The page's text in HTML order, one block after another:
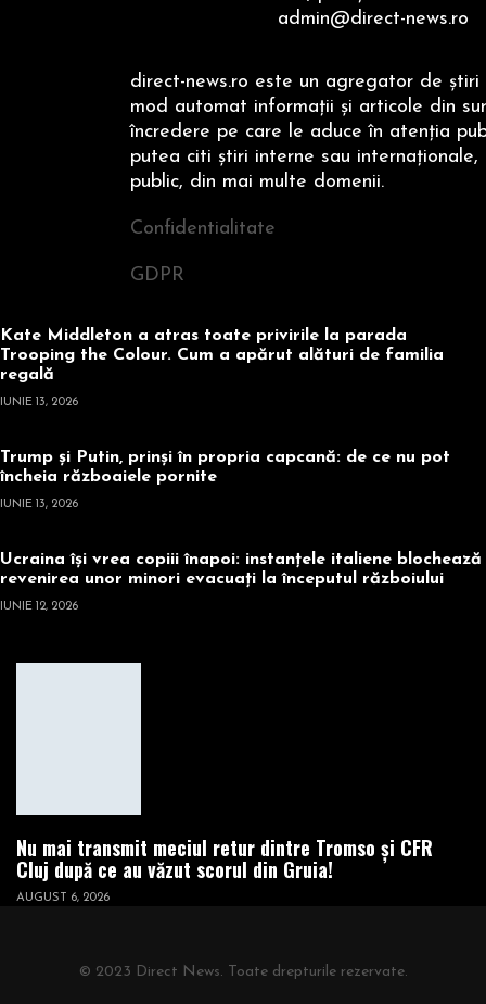
admin@direct-news.ro
direct-news.ro este un agregator de ştiri
mod automat informaţii şi articole din
încredere pe care le aduce în atenţia
putea citi ştiri interne sau internaţionale,
public, din mai multe domenii.
Confidentialitate
GDPR
Kate Middleton a atras toate privirile la parada
Trooping the Colour. Cum a apărut alături de familia
regală
IUNIE 13, 2026
Trump și Putin, prinși în propria capcană: de ce nu pot
încheia războaiele pornite
IUNIE 13, 2026
Ucraina își vrea copiii înapoi: instanțele italiene blochează
revenirea unor minori evacuați la începutul războiului
IUNIE 12, 2026
Nu mai transmit meciul retur dintre Tromso și CFR
Cluj după ce au văzut scorul din Gruia!
AUGUST 6, 2026
© 2023 Direct News. Toate drepturile rezervate.